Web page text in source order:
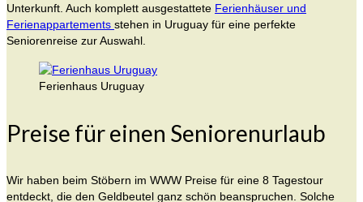
Unterkunft. Auch komplett ausgestattete Ferienhäuser und
Ferienappartements stehen in Uruguay für eine perfekte
Seniorenreise zur Auswahl.
Ferienhaus Uruguay
Preise für einen Seniorenurlaub
Wir haben beim Stöbern im WWW Preise für eine 8 Tagestour
entdeckt, die den Geldbeutel ganz schön beanspruchen. Solche